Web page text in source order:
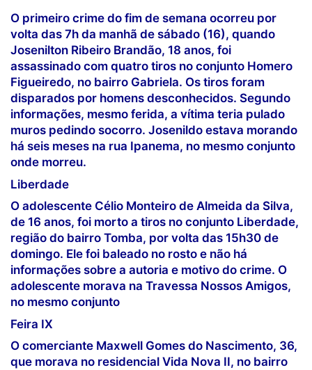
O primeiro crime do fim de semana ocorreu por
volta das 7h da manhã de sábado (16), quando
Josenilton Ribeiro Brandão, 18 anos, foi
assassinado com quatro tiros no conjunto Homero
Figueiredo, no bairro Gabriela. Os tiros foram
disparados por homens desconhecidos. Segundo
informações, mesmo ferida, a vítima teria pulado
muros pedindo socorro. Josenildo estava morando
há seis meses na rua Ipanema, no mesmo conjunto
onde morreu.
Liberdade
O adolescente Célio Monteiro de Almeida da Silva,
de 16 anos, foi morto a tiros no conjunto Liberdade,
região do bairro Tomba, por volta das 15h30 de
domingo. Ele foi baleado no rosto e não há
informações sobre a autoria e motivo do crime. O
adolescente morava na Travessa Nossos Amigos,
no mesmo conjunto
Feira IX
O comerciante Maxwell Gomes do Nascimento, 36,
que morava no residencial Vida Nova II, no bairro